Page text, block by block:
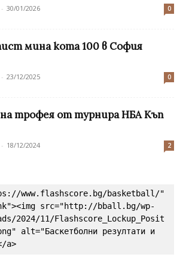
- 30/01/2026 0
мина кота 100 в София
- 23/12/2025 0
трофея от турнира НБА Къп
- 18/12/2024 2
www.flashscore.bg/basketball/"
src="http://bball.bg/wp-
2024/11/Flashscore_Lockup_Posit
alt="Баскетболни резултати и
a>